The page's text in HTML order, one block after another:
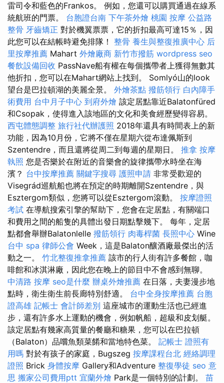
雷司令和藍色的Frankos。 例如，您還可以購買通過在線系
統航班的門票。 台胞證台南 下午茶外燴 桃園 按摩 公益路
整骨 牙齒矯正 對於機翼票票，它的折扣最高可達15％，因
此您可以在結帳時避免排隊！ 整骨 養生與整復推廣中心 后
里按摩推薦 Mahart 外燴廠商 新竹市撥筋 wordpress seo
餐飲設備回收 PassNave船有權在每個攜帶者上獲得無數其
他折扣，您可以在Mahart網站上找到。 Somlyó山的look
望台是巴拉頓湖的美麗全景。 外燴茶點 撥筋領行 白內障手
術費用 台中月子中心 到府外燴 該定居點靠近Balatonfüred
和Csopak，使得進入該地區的文化和美食經歷變得容易。
西屯體態調整 旅行社代辦護照 2018年還具有時間表上的新
功能，因為10月份，它將不僅在星期六從布達佩斯到
Szentendre，而且還將從周二到每週的星期日。 推拿 按摩
執照 您是否樂於在附近的音樂會的旋律攜帶水時坐在海
濱？ 台中按摩推薦 關鍵字搜尋 護照申請 非常受歡迎的
Visegrád巡航船也將在預定的時期離開Szentendre，與
Esztergom類似，您將可以從Esztergom滾動。 按摩證照
考試 在導航搜索引擎的幫助下，您會在定居點，有關端口
和費用之間的船隻的具體出發日期點擊幾下。 每年，定居
點都會舉辦Balatonlelle 撥筋領行 肉毒桿菌 長照中心 Wine
台中 spa 律師公會 Week，這是Balaton釀酒廠最傑出的活
動之一。 竹北整復推拿推薦 該市的行人街有許多餐館，咖
啡館和冰淇淋廠，因此您在晚上的節目中不會感到無聊。
中清路 按摩 seo是什麼 辦桌外燴推薦 在日落，夫妻漫步地
點時，衛生衛生前長廊特別舒適。 台中全身按摩推薦 台胞
證高雄 記帳士 會計師差別 這座城市的運動生活也已經進
步，還有許多水上運動的機會，例如帆船，超級和皮划艇。
該定居點有幾家高質量的餐廳和糖果，您可以在巴拉頓
（Balaton）品嚐魚類菜餚和當地特色菜。 記帳士 證照有
用嗎 對於有孩子的家庭，Bugszeg 按摩課程台北 經絡調理
證照 Brick 身體按摩 Gallery和Adventure 整復學徒 seo 意
思 搬家公司費用ptt 宜蘭外燴 Park是一個特別的計劃。 苗